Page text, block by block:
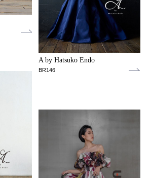
A by Hatsuko Endo
BR146